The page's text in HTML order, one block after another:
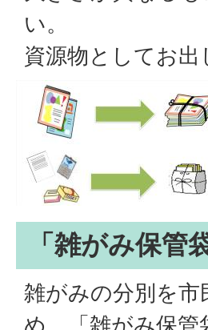
い。
資源物としてお出
「雑がみ保管
雑がみの分別を